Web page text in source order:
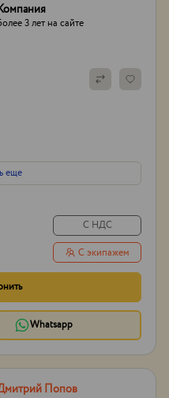
3 лет на сайте
еще
С НДС
С экипажем
Whatsapp
Попов